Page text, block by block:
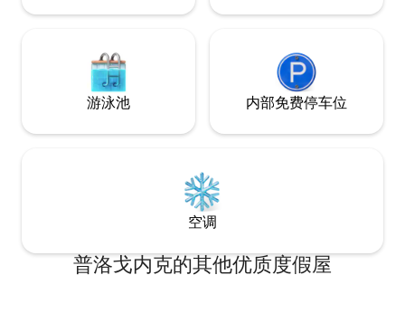
游泳池 内部免费停车位
空调
普洛戈内克的其他优质度假屋